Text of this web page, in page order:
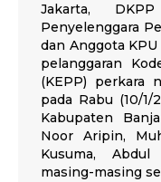
Jakarta,
Penyelenggara
dan Anggota
pelanggaran
(KEPP) perkara
pada Rabu (10/1/
Kabupaten
Noor Aripin,
Kusuma,
masing-masing